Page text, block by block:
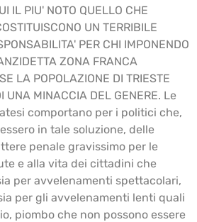
IL PIU' NOTO QUELLO CHE
UN TERRIBILE
PER CHI IMPONENDO
ZONA FRANCA
LA POPOLAZIONE DI TRIESTE
UNA MINACCIA DEL GENERE. Le
comportano per i politici che,
in tale soluzione, delle
penale gravissimo per le
e alla vita dei cittadini che
per avvelenamenti spettacolari,
per gli avvelenamenti lenti quali
piombo che non possono essere